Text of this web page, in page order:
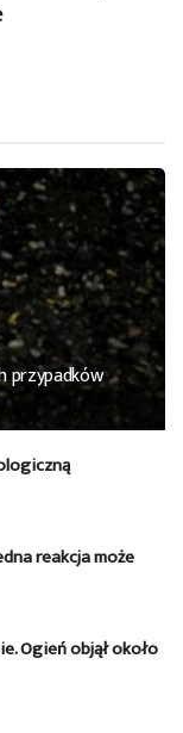
przypadków
reakcja może
Ogień objął około